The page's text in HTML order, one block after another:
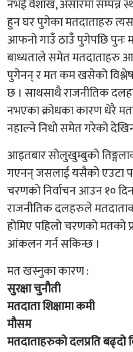
नभई वैशाख, असारमा सम्पन्न
हुन घर पुगेका मतदाताहरु
आफनो गाउँ ठाउँ पुगेपछि पुनः
बाध्यताले समेत मतदाताहरु
पुगेनन् र मत कम खसेको
छ । साथसाथै राजनीतिक
नभएका क्रोधका कारण धेरै
नहाल्ने निधो समेत गरेको
आइतबार सोलुखुम्बुको
गएनन् जसलाई यसैको एउटा
चरणको निर्वाचन आउन १०
राजनीतिक दलहरुले
होमिए पहिलो चरणको मतको
आंकलन गर्न सकिन्छ ।
मत खस्नुका कारण :
सुरक्षा चुनौती
मतदाता शिक्षामा कमी
मौसम
मतदाताहरुको दलप्रति बढ्दो